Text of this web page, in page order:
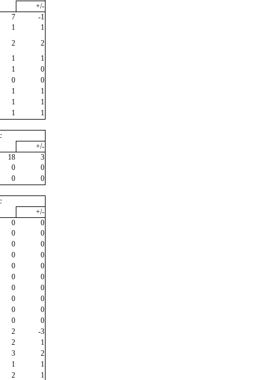
+/-
7
-1
1
1
2
2
1
1
1
0
0
0
1
1
1
1
1
1
+/-
18
3
0
0
0
0
+/-
0
0
0
0
0
0
0
0
0
0
0
0
0
0
0
0
0
0
0
0
2
-3
2
1
3
2
1
1
2
1